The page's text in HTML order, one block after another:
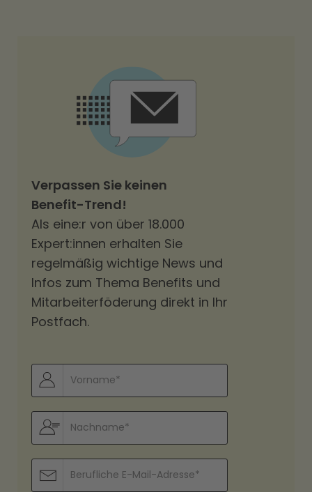
Verpassen Sie keinen
Benefit-Trend!
Als eine:r von über 18.000
Expert:innen erhalten Sie
regelmäßig wichtige News und
Infos zum Thema Benefits und
Mitarbeiterföderung direkt in Ihr
Postfach.